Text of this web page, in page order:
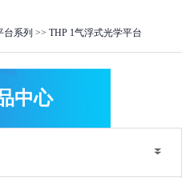
台系列 >> THP 1气浮式光学平台
中心